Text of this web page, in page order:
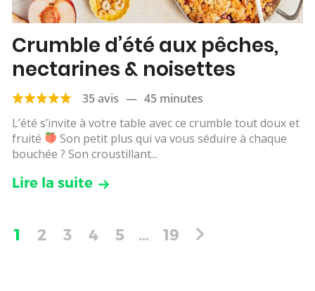
Crumble d’été aux pêches,
nectarines & noisettes
35 avis — 45 minutes
L’été s’invite à votre table avec ce crumble tout doux et
fruité
Son petit plus qui va vous séduire à chaque
bouchée ? Son croustillant...
Lire la suite
1 2 3 4 5 … 19